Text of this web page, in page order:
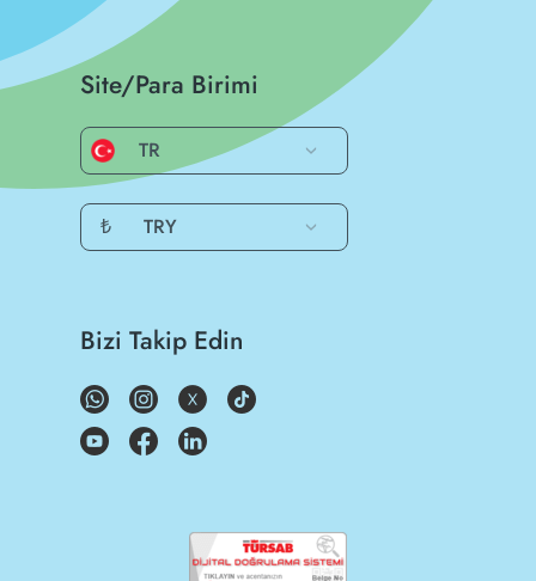
Site/Para Birimi
TR
₺ TRY
Bizi Takip Edin